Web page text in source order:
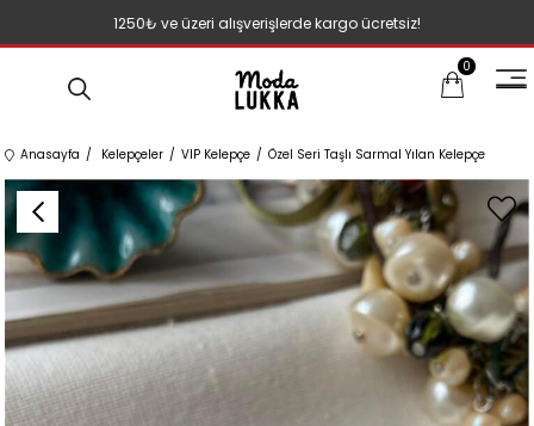
1250₺ ve üzeri alışverişlerde kargo ücretsiz!
0
Anasayfa Kelepçeler VIP Kelepçe Özel Seri Taşlı Sarmal Yılan Kelepçe